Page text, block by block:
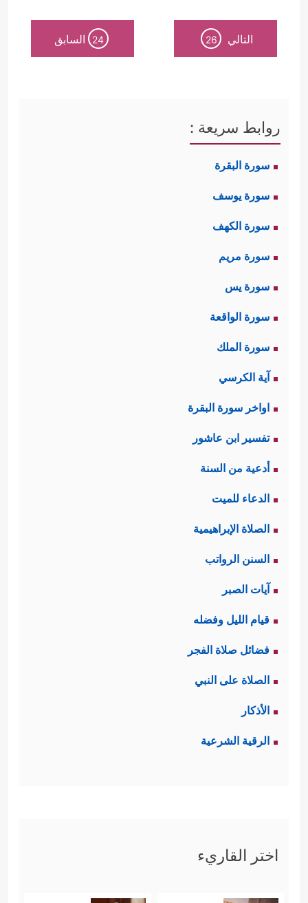
التالي 26
24 السابق
روابط سريعة :
سورة البقرة
سورة يوسف
سورة الكهف
سورة مريم
سورة يس
سورة الواقعة
سورة الملك
آية الكرسي
اواخر سورة البقرة
تفسير ابن عاشور
أدعية من السنة
الدعاء للميت
الصلاة الإبراهيمية
السنن الرواتب
آيات الصبر
قيام الليل وفضله
فضائل صلاة الفجر
الصلاة على النبي
الأذكار
الرقية الشرعية
اختر القاريء